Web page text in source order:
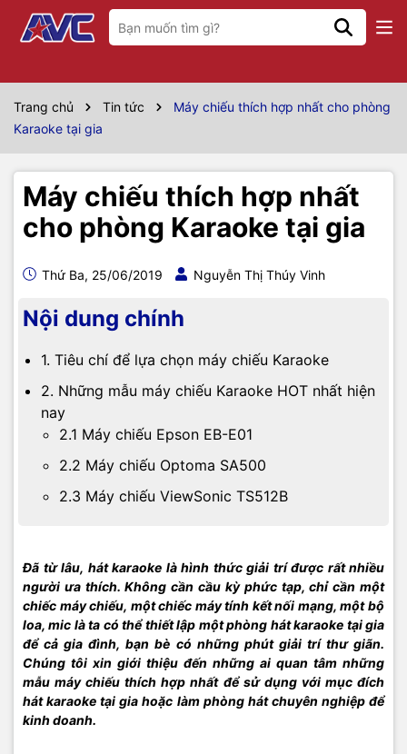
Trang chủ Tin tức
Máy chiếu thích hợp nhất cho phòng
Karaoke tại gia
Máy chiếu thích hợp nhất
cho phòng Karaoke tại gia
Thứ Ba, 25/06/2019 Nguyễn Thị Thúy Vinh
Nội dung chính
1. Tiêu chí để lựa chọn máy chiếu Karaoke
2. Những mẫu máy chiếu Karaoke HOT nhất hiện
nay
2.1 Máy chiếu Epson EB-E01
2.2 Máy chiếu Optoma SA500
2.3 Máy chiếu ViewSonic TS512B
Đã từ lâu, hát karaoke là hình thức giải trí được rất nhiều
người ưa thích. Không cần cầu kỳ phức tạp, chỉ cần một
chiếc máy chiếu, một chiếc máy tính kết nối mạng, một bộ
loa, mic là ta có thể thiết lập một phòng hát karaoke tại gia
để cả gia đình, bạn bè có những phút giải trí thư giãn.
Chúng tôi xin giới thiệu đến những ai quan tâm những
mẫu máy chiếu thích hợp nhất để sử dụng với mục đích
hát karaoke tại gia hoặc làm phòng hát chuyên nghiệp để
kinh doanh.